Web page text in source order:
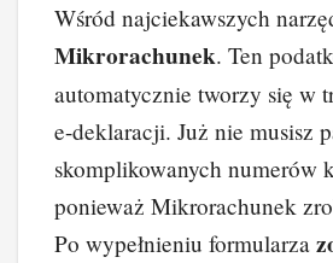
Wśród najciekawszych
Mikrorachunek. Ten
automatycznie tworzy się w
e-deklaracji. Już nie musisz
skomplikowanych numerów
ponieważ Mikrorachunek
Po wypełnieniu formularza